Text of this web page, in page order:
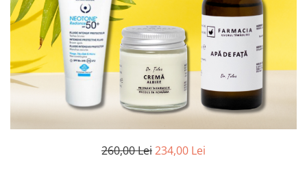
PREPARATE DERMATOLOGICE
Psoriazis
Onicomicoza
Acnee
Dermatita seboreica
Pete pigmentare
Caderea parului
260,00 Lei234,00 Lei